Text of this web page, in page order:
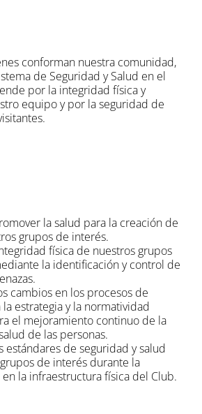
conforman nuestra comunidad,
de Seguridad y Salud en el
por la integridad física y
equipo y por la seguridad de
la salud para la creación de
grupos de interés.
física de nuestros grupos
la identificación y control de
cambios en los procesos de
estrategia y la normatividad
el mejoramiento continuo de la
de las personas.
estándares de seguridad y salud
de interés durante la
la infraestructura física del Club.